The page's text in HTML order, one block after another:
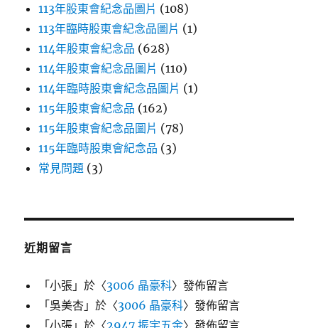
113年股東會紀念品圖片 (108)
113年臨時股東會紀念品圖片 (1)
114年股東會紀念品 (628)
114年股東會紀念品圖片 (110)
114年臨時股東會紀念品圖片 (1)
115年股東會紀念品 (162)
115年股東會紀念品圖片 (78)
115年臨時股東會紀念品 (3)
常見問題 (3)
近期留言
「小張 」於〈3006 晶豪科〉發佈留言
「吳美杏 」於〈3006 晶豪科〉發佈留言